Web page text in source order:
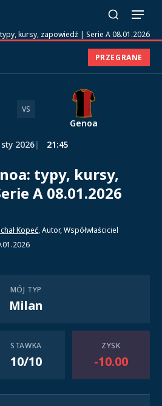
kursy, zapowiedź | Serie A 08.01.2026
PRZEGRANE
VS
Genoa
2026
21:45
typy, kursy,
A 08.01.2026
Kopeć, Autor, Współwłaściciel
MÓJ TYP
Milan
STAWKA
10/10
ZYSK
-10.00